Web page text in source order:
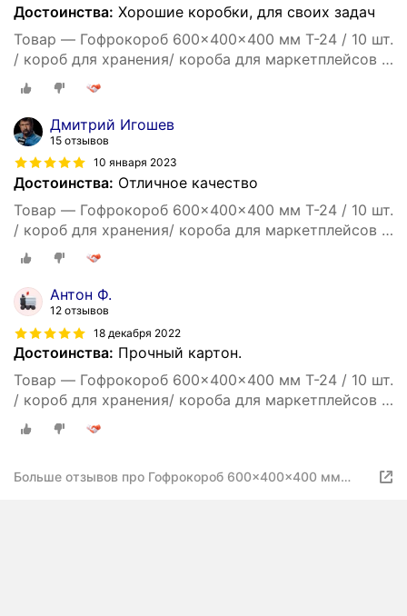
Достоинства: Хорошие коробки, для своих задач
Товар — Гофрокороб 600x400x400 мм Т-24 / 10 шт.
/ короб для хранения/ короба для маркетплейсов /
гофрокоробки / для переезда / Коробка картонная
60*40*40
Дмитрий Игошев
15 отзывов
10 января 2023
Достоинства: Отличное качество
Товар — Гофрокороб 600x400x400 мм Т-24 / 10 шт.
/ короб для хранения/ короба для маркетплейсов /
гофрокоробки / для переезда / Коробка картонная
60*40*40
Антон Ф.
12 отзывов
18 декабря 2022
Достоинства: Прочный картон.
Товар — Гофрокороб 600x400x400 мм Т-24 / 10 шт.
/ короб для хранения/ короба для маркетплейсов /
гофрокоробки / для переезда / Коробка картонная
60*40*40
Больше отзывов про Гофрокороб 600x400x400 мм